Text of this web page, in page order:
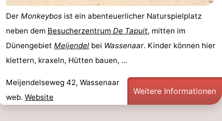
Zee
duinreservaat
Wijk
aan
Zee
-
Natur
Zuid-
-
Amsterdam
-
Zandvoort
Südholland
Der Monkeybos ist ein abenteuerlicher Naturspielplatz
neben dem Besucherzentrum De Tapuit, mitten im
Dünengebiet Meijendel bei Wassenaar. Kinder können hier
klettern, kraxeln, Hütten bauen, ...
Meijendelseweg 42, Wassenaar
web. Website
Weitere Informationen